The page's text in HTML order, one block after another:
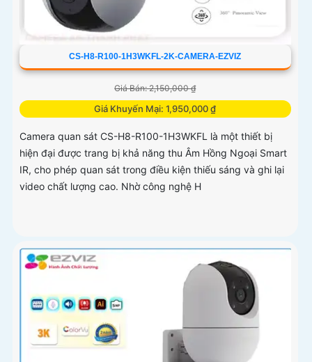
CS-H8-R100-1H3WKFL-2K-CAMERA-EZVIZ
Giá Bán: 2,150,000 ₫
Giá Khuyến Mại: 1,950,000 ₫
Camera quan sát CS-H8-R100-1H3WKFL là một thiết bị
hiện đại được trang bị khả năng thu Âm Hồng Ngoại Smart
IR, cho phép quan sát trong điều kiện thiếu sáng và ghi lại
video chất lượng cao. Nhờ công nghệ H